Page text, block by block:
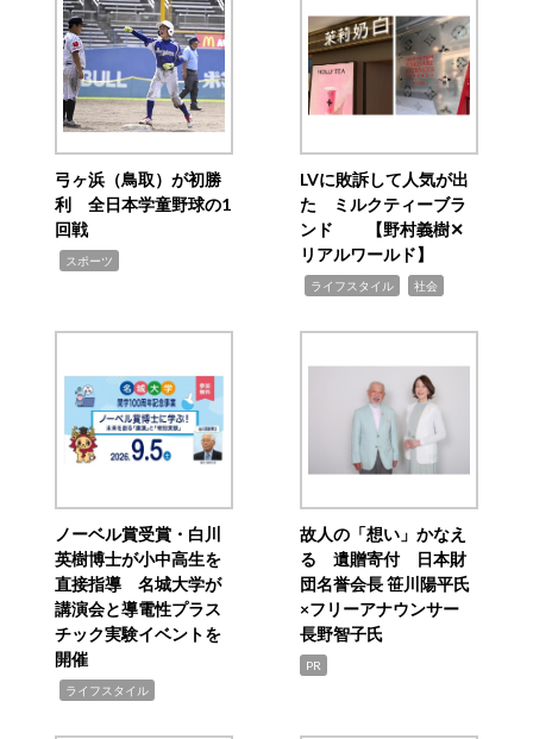
弓ヶ浜（鳥取）が初勝
利 全日本学童野球の1
回戦
スポーツ
LVに敗訴して人気が出
た ミルクティーブラ
ンド 【野村義樹✕
リアルワールド】
ライフスタイル 社会
ノーベル賞受賞・白川
英樹博士が小中高生を
直接指導 名城大学が
講演会と導電性プラス
チック実験イベントを
開催
ライフスタイル
故人の「想い」かなえ
る 遺贈寄付 日本財
団名誉会長 笹川陽平氏
×フリーアナウンサー
長野智子氏
PR